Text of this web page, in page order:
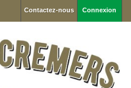
Connexion
Contactez-nous